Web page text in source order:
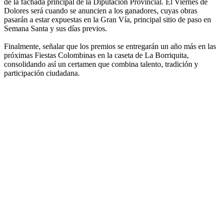
de la fachada principal de la Diputación Provincial. El Viernes de
Dolores será cuando se anuncien a los ganadores, cuyas obras
pasarán a estar expuestas en la Gran Vía, principal sitio de paso en
Semana Santa y sus días previos.
Finalmente, señalar que los premios se entregarán un año más en las
próximas Fiestas Colombinas en la caseta de La Borriquita,
consolidando así un certamen que combina talento, tradición y
participación ciudadana.